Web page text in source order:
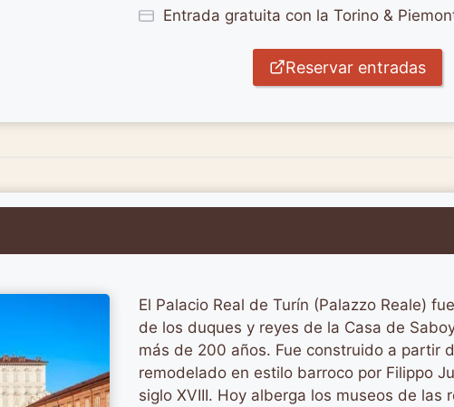
Entrada gratuita con la Torino &
Reservar entradas
El Palacio Real de Turín (Palazzo Reale)
de los duques y reyes de la Casa de
más de 200 años. Fue construido a partir
remodelado en estilo barroco por Filippo
siglo XVIII. Hoy alberga los museos de las